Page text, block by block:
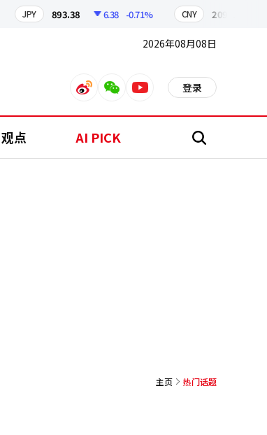
JPY 893.38 6.38 -0.71% CNY 209.17
2026年08月08日
weiboweixinyoutube 登录
观点 AI PICK 搜
主页 热门话题